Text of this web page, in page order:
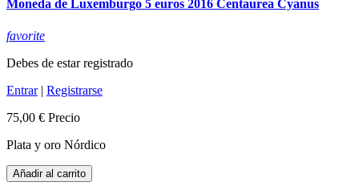
Moneda de Luxemburgo 5 euros 2016 Centaurea Cyanus
favorite
Debes de estar registrado
Entrar| Registrarse
75,00 € Precio
Plata y oro Nórdico
Añadir al carrito